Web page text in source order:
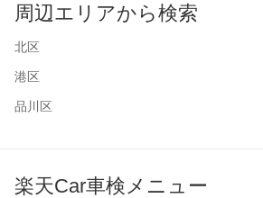
周辺エリアから検索
北区
港区
品川区
楽天Car車検メニュー